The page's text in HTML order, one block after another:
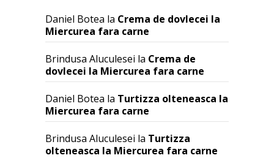
Daniel Botea la Crema de dovlecei la
Miercurea fara carne
Brindusa Aluculesei la Crema de
dovlecei la Miercurea fara carne
Daniel Botea la Turtizza olteneasca la
Miercurea fara carne
Brindusa Aluculesei la Turtizza
olteneasca la Miercurea fara carne